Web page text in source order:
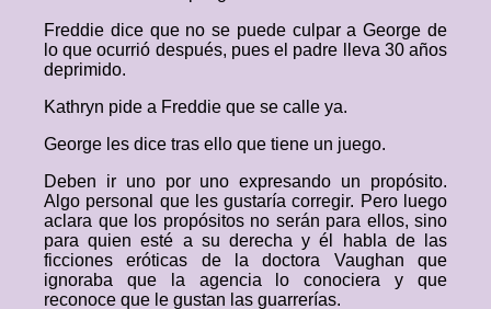
Freddie dice que no se puede culpar a George de
lo que ocurrió después, pues el padre lleva 30 años
deprimido.
Kathryn pide a Freddie que se calle ya.
George les dice tras ello que tiene un juego.
Deben ir uno por uno expresando un propósito.
Algo personal que les gustaría corregir. Pero luego
aclara que los propósitos no serán para ellos, sino
para quien esté a su derecha y él habla de las
ficciones eróticas de la doctora Vaughan que
ignoraba que la agencia lo conociera y que
reconoce que le gustan las guarrerías.